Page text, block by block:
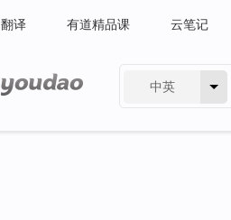
翻译 有道精品课 云笔记
中英